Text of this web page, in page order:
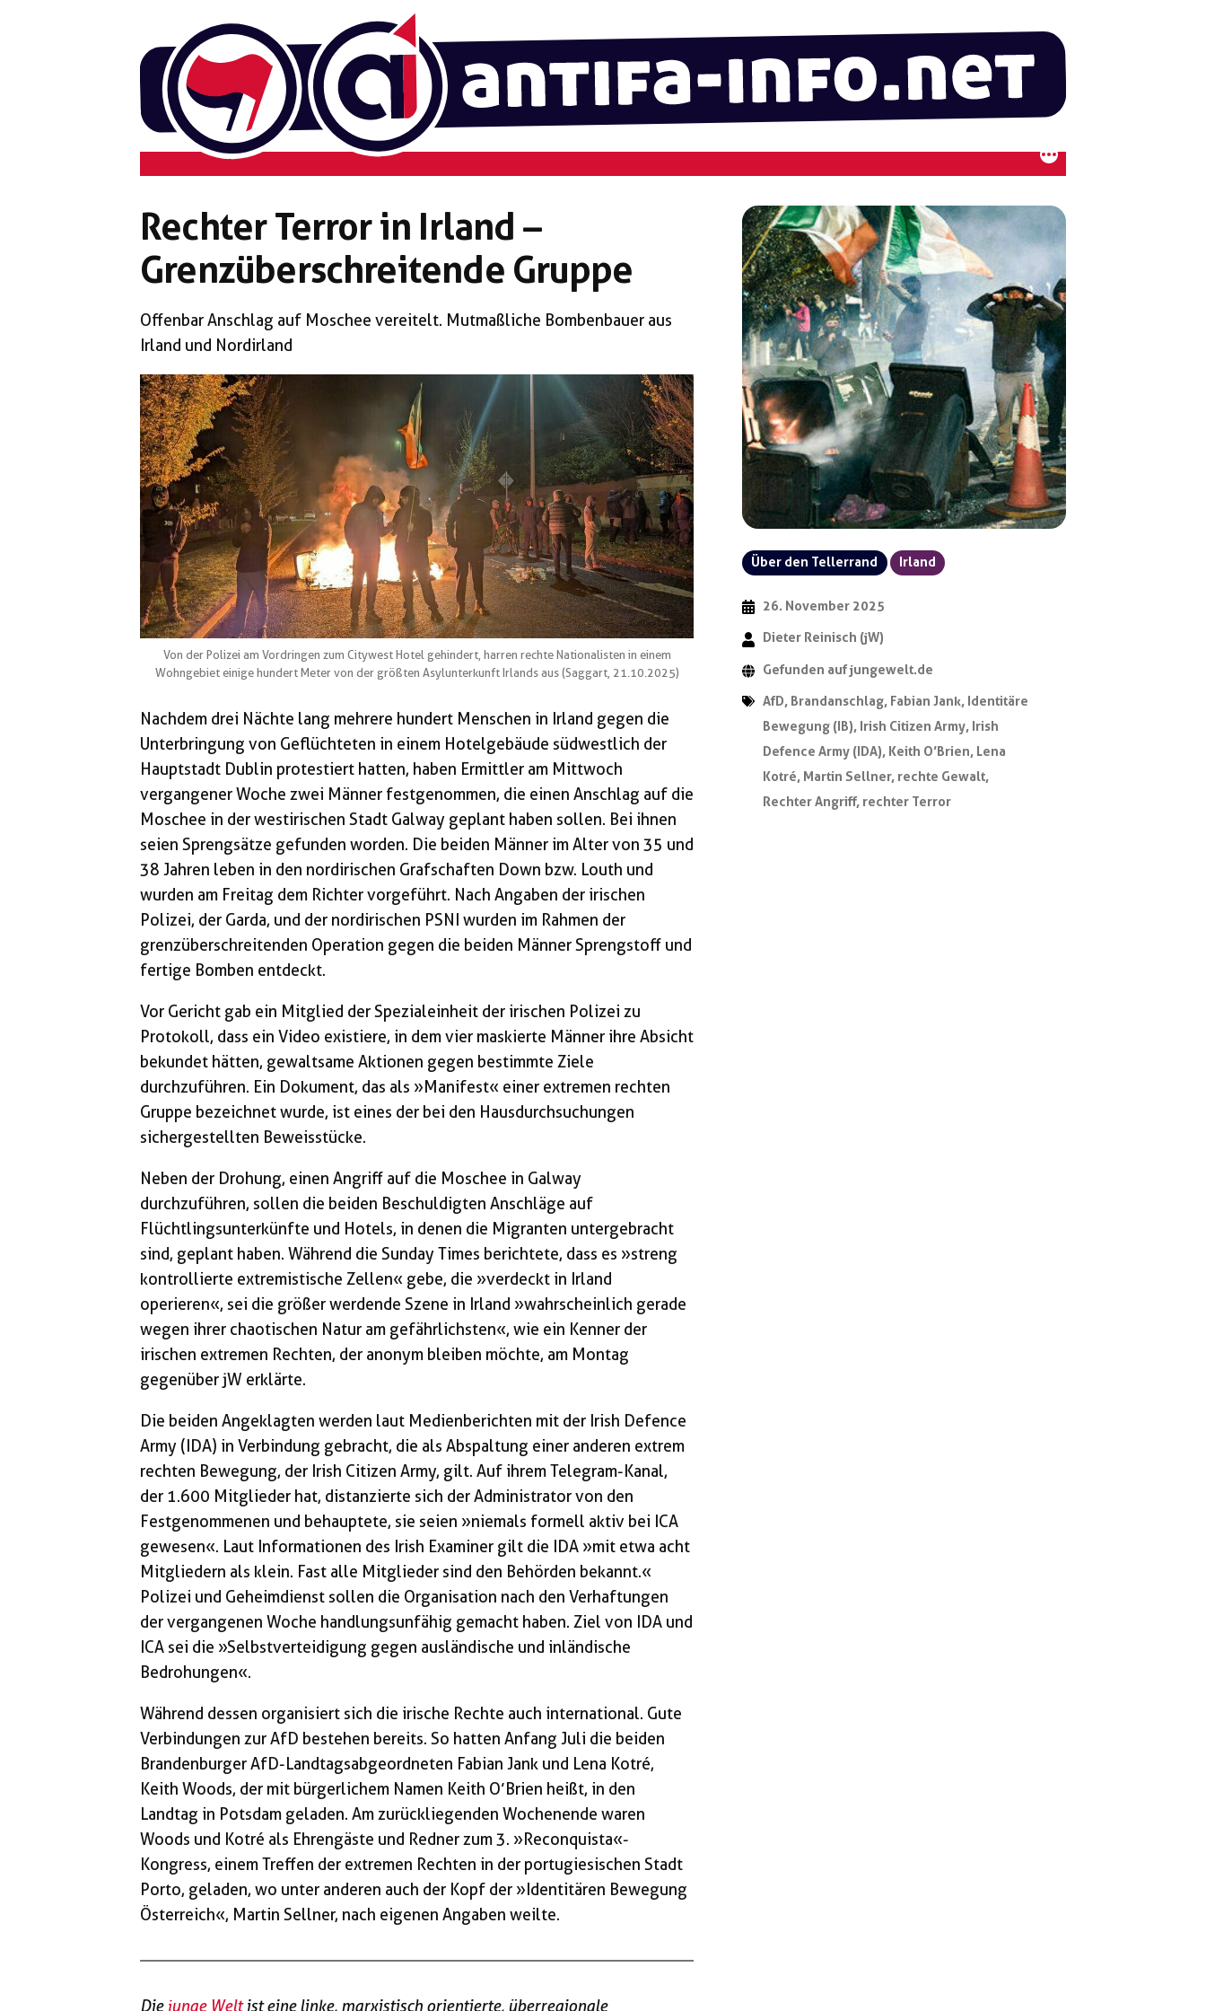
Rechter Terror in Irland –
Grenzüberschreitende Gruppe
Über den Tellerrand Irland
26. November 2025
Dieter Reinisch (jW)
Gefunden auf jungewelt.de
AfD, Brandanschlag, Fabian Jank, Identitäre
Bewegung (IB), Irish Citizen Army, Irish
Defence Army (IDA), Keith O’Brien, Lena
Kotré, Martin Sellner, rechte Gewalt,
Rechter Angriff, rechter Terror
Offenbar Anschlag auf Moschee vereitelt. Mutmaßliche Bombenbauer aus
Irland und Nordirland
Von der Polizei am Vordringen zum Citywest Hotel gehindert, harren rechte Nationalisten in einem
Wohngebiet einige hundert Meter von der größten Asylunterkunft Irlands aus (Saggart, 21.10.2025)
Nachdem drei Nächte lang mehrere hundert Menschen in Irland gegen die
Unterbringung von Geflüchteten in einem Hotelgebäude südwestlich der
Hauptstadt Dublin protestiert hatten, haben Ermittler am Mittwoch
vergangener Woche zwei Männer festgenommen, die einen Anschlag auf die
Moschee in der westirischen Stadt Galway geplant haben sollen. Bei ihnen
seien Sprengsätze gefunden worden. Die beiden Männer im Alter von 35 und
38 Jahren leben in den nordirischen Grafschaften Down bzw. Louth und
wurden am Freitag dem Richter vorgeführt. Nach Angaben der irischen
Polizei, der Garda, und der nordirischen PSNI wurden im Rahmen der
grenzüberschreitenden Operation gegen die beiden Männer Sprengstoff und
fertige Bomben entdeckt.
Vor Gericht gab ein Mitglied der Spezialeinheit der irischen Polizei zu
Protokoll, dass ein Video existiere, in dem vier maskierte Männer ihre Absicht
bekundet hätten, gewaltsame Aktionen gegen bestimmte Ziele
durchzuführen. Ein Dokument, das als »Manifest« einer extremen rechten
Gruppe bezeichnet wurde, ist eines der bei den Hausdurchsuchungen
sichergestellten Beweisstücke.
Neben der Drohung, einen Angriff auf die Moschee in Galway
durchzuführen, sollen die beiden Beschuldigten Anschläge auf
Flüchtlingsunterkünfte und Hotels, in denen die Migranten untergebracht
sind, geplant haben. Während die Sunday Times berichtete, dass es »streng
kontrollierte extremistische Zellen« gebe, die »verdeckt in Irland
operieren«, sei die größer werdende Szene in Irland »wahrscheinlich gerade
wegen ihrer chaotischen Natur am gefährlichsten«, wie ein Kenner der
irischen extremen Rechten, der anonym bleiben möchte, am Montag
gegenüber jW erklärte.
Die beiden Angeklagten werden laut Medienberichten mit der Irish Defence
Army (IDA) in Verbindung gebracht, die als Abspaltung einer anderen extrem
rechten Bewegung, der Irish Citizen Army, gilt. Auf ihrem Telegram-Kanal,
der 1.600 Mitglieder hat, distanzierte sich der Administrator von den
Festgenommenen und behauptete, sie seien »niemals formell aktiv bei ICA
gewesen«. Laut Informationen des Irish Examiner gilt die IDA »mit etwa acht
Mitgliedern als klein. Fast alle Mitglieder sind den Behörden bekannt.«
Polizei und Geheimdienst sollen die Organisation nach den Verhaftungen
der vergangenen Woche handlungsunfähig gemacht haben. Ziel von IDA und
ICA sei die »Selbstverteidigung gegen ausländische und inländische
Bedrohungen«.
Während dessen organisiert sich die irische Rechte auch international. Gute
Verbindungen zur AfD bestehen bereits. So hatten Anfang Juli die beiden
Brandenburger AfD-Landtagsabgeordneten Fabian Jank und Lena Kotré,
Keith Woods, der mit bürgerlichem Namen Keith O’Brien heißt, in den
Landtag in Potsdam geladen. Am zurückliegenden Wochenende waren
Woods und Kotré als Ehrengäste und Redner zum 3. »Reconquista«-
Kongress, einem Treffen der extremen Rechten in der portugiesischen Stadt
Porto, geladen, wo unter anderen auch der Kopf der »Identitären Bewegung
Österreich«, Martin Sellner, nach eigenen Angaben weilte.
Diejunge Weltist eine linke, marxistisch orientierte, überregionale